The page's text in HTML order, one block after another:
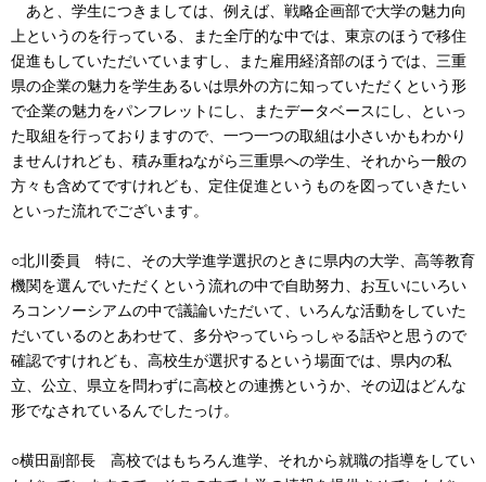
あと、学生につきましては、例えば、戦略企画部で大学の魅力向
上というのを行っている、また全庁的な中では、東京のほうで移住
促進もしていただいていますし、また雇用経済部のほうでは、三重
県の企業の魅力を学生あるいは県外の方に知っていただくという形
で企業の魅力をパンフレットにし、またデータベースにし、といっ
た取組を行っておりますので、一つ一つの取組は小さいかもわかり
ませんけれども、積み重ねながら三重県への学生、それから一般の
方々も含めてですけれども、定住促進というものを図っていきたい
といった流れでございます。
○北川委員 特に、その大学進学選択のときに県内の大学、高等教育
機関を選んでいただくという流れの中で自助努力、お互いにいろい
ろコンソーシアムの中で議論いただいて、いろんな活動をしていた
だいているのとあわせて、多分やっていらっしゃる話やと思うので
確認ですけれども、高校生が選択するという場面では、県内の私
立、公立、県立を問わずに高校との連携というか、その辺はどんな
形でなされているんでしたっけ。
○横田副部長 高校ではもちろん進学、それから就職の指導をしてい